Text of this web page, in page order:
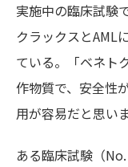
実施中の臨床試験
クラックスとAML
ている。「ベネト
作物質で、安全性
用が容易だと思い
ある臨床試験（